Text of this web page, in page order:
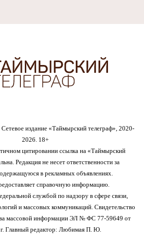
издание «Таймырский телеграф», 2020-
2026. 18+
цитировании ссылка на «Таймырский
Редакция не несет ответственности за
в рекламных объявлениях.
справочную информацию.
службой по надзору в сфере связи,
и массовых коммуникаций. Свидетельство
массовой информации ЭЛ № ФС 77-59649 от
Главный редактор: Любимая П. Ю.